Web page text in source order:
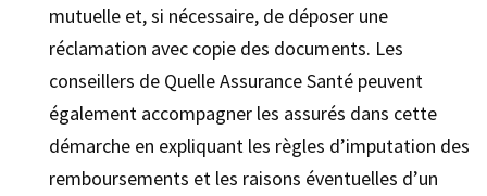
mutuelle et, si nécessaire, de déposer une
réclamation avec copie des documents. Les
conseillers de Quelle Assurance Santé peuvent
également accompagner les assurés dans cette
démarche en expliquant les règles d’imputation des
remboursements et les raisons éventuelles d’un